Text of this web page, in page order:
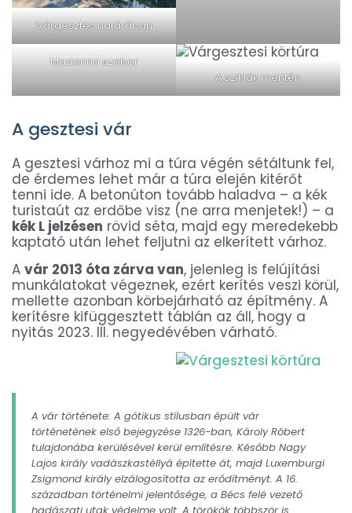
Várgesztes határában
Madonna szobor
A sziklák mentén
A gesztesi vár
A gesztesi várhoz mi a túra végén sétáltunk fel,
de érdemes lehet már a túra elején kitérőt
tenni ide. A betonúton tovább haladva – a kék
turistaút az erdőbe visz (ne arra menjetek!) – a
kék L jelzésen rövid séta, majd egy meredekebb
kaptató után lehet feljutni az elkerített várhoz.
A vár 2013 óta zárva van, jelenleg is felújítási
munkálatokat végeznek, ezért kerítés veszi körül,
mellette azonban körbejárható az építmény. A
kerítésre kifüggesztett táblán az áll, hogy a
nyitás 2023. III. negyedévében várható.
A vár története: A gótikus stílusban épült vár
történetének első bejegyzése 1326-ban, Károly Róbert
tulajdonába kerülésével kerül említésre. Később Nagy
Lajos király vadászkastéllyá építette át, majd Luxemburgi
Zsigmond király elzálogosította az erődítményt. A 16.
században történelmi jelentősége, a Bécs felé vezető
hadászati utak védelme volt. A törökök többször is